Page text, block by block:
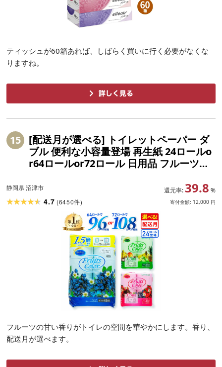
ティッシュが60箱あれば、しばらく買いに行く必要がなくな
りますね。
15
[配送月が選べる] トイレットペーパー ダ
ブル 便利な小容量登場 再生紙 24ロールo
r64ロールor72ロール 日用品 フルーツカ
カル 香料 香り付き 消耗品 備蓄 生活用品
鶴見製紙 トイレ用品 沼津市 静岡県
静岡県 沼津市 還元率: 39.8 %
寄付金額: 12,000 円
4.7 (6450件)
フルーツの甘い香りがトイレの空間を華やかにします。香り、
配送月が選べます。